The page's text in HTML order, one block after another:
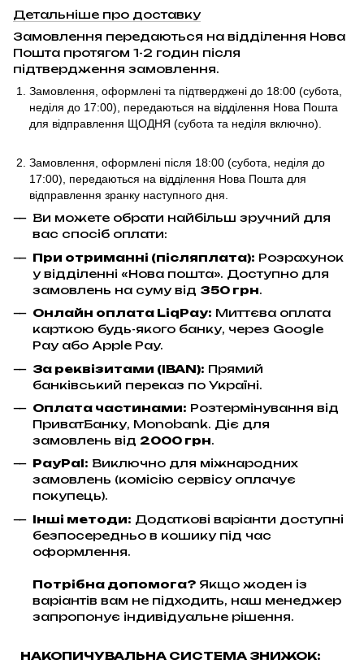
Детальніше про доставку
Замовлення передаються на відділення Нова
Пошта протягом 1-2 годин після
підтвердження замовлення.
Замовлення, оформлені та підтверджені до 18:00 (субота,
неділя до 17:00) , передаються на відділення Нова Пошта
для відправлення ЩОДНЯ (субота та неділя включно).
Замовлення, оформлені після 18:00 (субота, неділя до
17:00), передаються на відділення Нова Пошта для
відправлення зранку наступного дня.
Ви можете обрати найбільш зручний для
вас спосіб оплати:
При отриманні (післяплата): Розрахунок
у відділенні «Нова пошта». Доступно для
замовлень на суму від 350 грн.
Онлайн оплата LiqPay: Миттєва оплата
карткою будь-якого банку, через Google
Pay або Apple Pay.
За реквізитами (IBAN): Прямий
банківський переказ по Україні.
Оплата частинами: Розтермінування від
ПриватБанку, Monobank. Діє для
замовлень від 2000 грн.
PayPal: Виключно для міжнародних
замовлень (комісію сервісу оплачує
покупець).
Інші методи: Додаткові варіанти доступні
безпосередньо в кошику під час
оформлення.
Потрібна допомога? Якщо жоден із
варіантів вам не підходить, наш менеджер
запропонує індивідуальне рішення.
НАКОПИЧУВАЛЬНА СИСТЕМА ЗНИЖОК: